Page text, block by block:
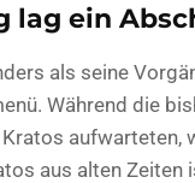
lag ein
als seine
Während die
aufwarteten,
aus alten Zeiten